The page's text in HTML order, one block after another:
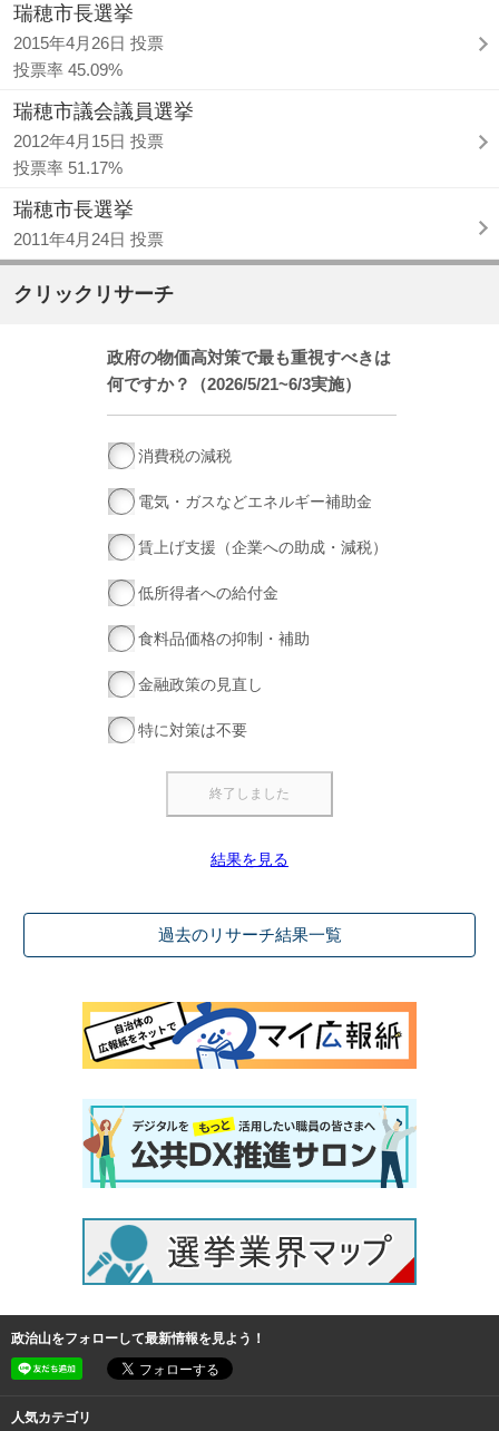
瑞穂市長選挙
2015年4月26日 投票
投票率 45.09%
瑞穂市議会議員選挙
2012年4月15日 投票
投票率 51.17%
瑞穂市長選挙
2011年4月24日 投票
クリックリサーチ
政府の物価高対策で最も重視すべきは
何ですか？（2026/5/21~6/3実施）
消費税の減税
電気・ガスなどエネルギー補助金
賃上げ支援（企業への助成・減税）
低所得者への給付金
食料品価格の抑制・補助
金融政策の見直し
特に対策は不要
結果を見る
過去のリサーチ結果一覧
政治山をフォローして最新情報を見よう！
人気カテゴリ